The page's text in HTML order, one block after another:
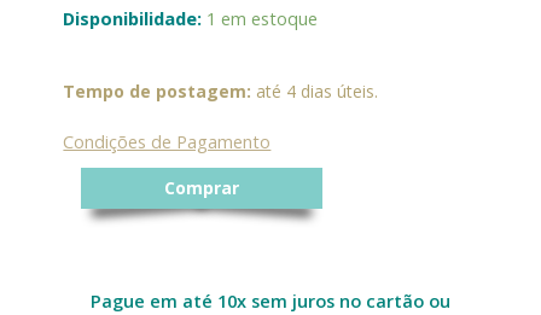
Disponibilidade: 1 em estoque
Tempo de postagem: até 4 dias úteis.
Condições de Pagamento
Mini
Faiança
Blue-
II
Comprar
Pague em até 10x sem juros no cartão ou